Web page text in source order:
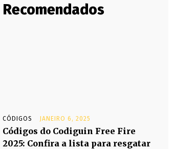
Recomendados
CÓDIGOS JANEIRO 6, 2025
Códigos do Codiguin Free Fire
2025: Confira a lista para resgatar